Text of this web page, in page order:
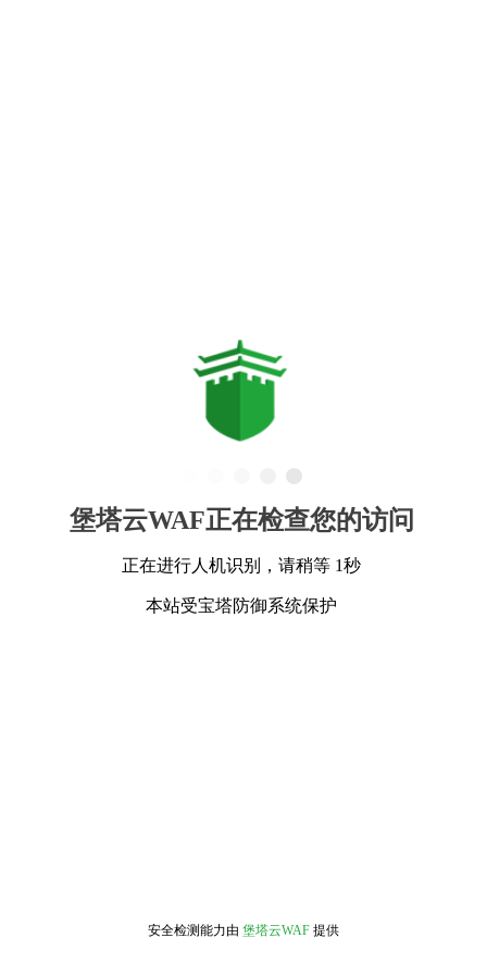
堡塔云WAF正在检查您的访问
正在进行人机识别，请稍等 1秒
本站受宝塔防御系统保护
安全检测能力由 堡塔云WAF 提供